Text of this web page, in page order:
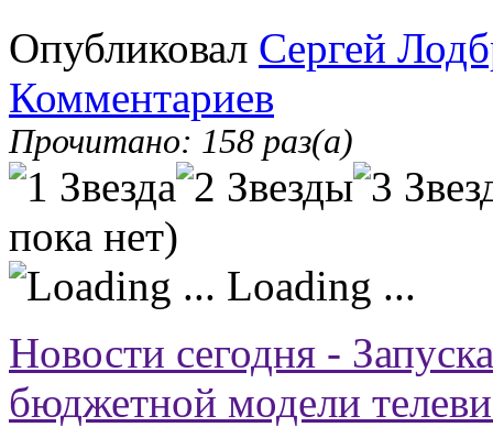
Опубликовал Сергей
Комментариев
Прочитано: 158 раз(а)
пока нет)
Loading ...
Новости сегодня -
бюджетной модели